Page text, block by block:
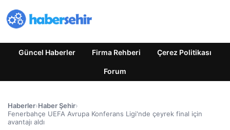
Güncel Haberler Firma Rehberi Çerez Politikası
Forum
Haberler›Haber Şehir›
Fenerbahçe UEFA Avrupa Konferans Ligi'nde çeyrek final için
avantajı aldı